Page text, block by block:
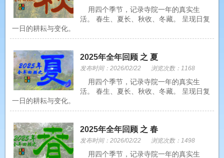
用四个季节，记录寺院一年的真实生
活。 春生、夏长、秋收、冬藏。 呈现日复
一日的耕耘与变化。
2025年全年回顾 之 夏
发布时间：2026/02/22 浏览次数：1168
用四个季节，记录寺院一年的真实生
活。 春生、夏长、秋收、冬藏。 呈现日复
一日的耕耘与变化。
2025年全年回顾 之 春
发布时间：2026/02/22 浏览次数：1498
用四个季节，记录寺院一年的真实生